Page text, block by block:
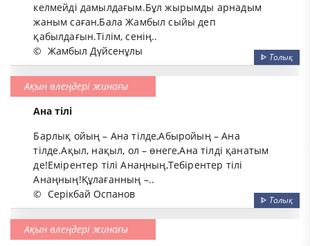
келмейді дамылдағым.Бұл жырымды арнадым
жаным саған,Бала Жамбыл сыйы деп
қабылдағын.Тілім, сенің..
© Жамбыл Дүйсенұлы ᐈ Толық
Ақын өлеңдері жинағы
Ана тілі
Барлық ойың – Ана тілде,Абыройың – Ана
тілде.Ақыл, нақыл, ол – өнеге,Ана тілді қанатым
де!Емірентер тілі Анаңның,Тебірентер тілі
Анаңның!Құлағанның –..
© Серікбай Оспанов ᐈ Толық
Ақын өлеңдері жинағы